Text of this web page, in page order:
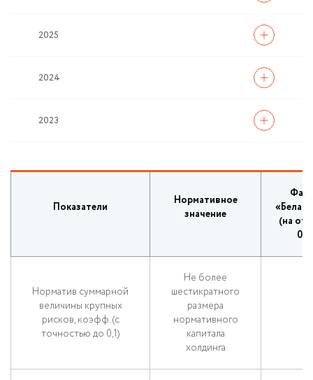
Показатели
Нормативное
значение
(на
Норматив суммарной
величины крупных
рисков, коэфф. (с
точностью до 0,1)
Не более
шестикратного
размера
нормативного
капитала
холдинга
2025
2024
2023